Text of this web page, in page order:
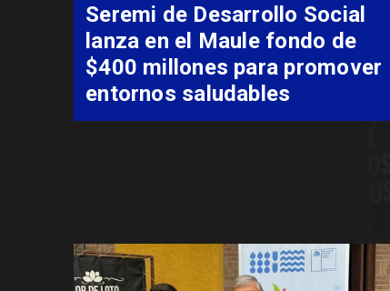
Seremi de Desarrollo Social
lanza en el Maule fondo de
$400 millones para promover
entornos saludables